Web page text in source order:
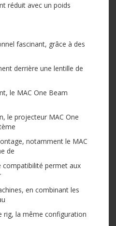
réduit avec un poids
fascinant, grâce à des
derrière une lentille de
le MAC One Beam
le projecteur MAC One
notamment le MAC
de
compatibilité permet aux
en combinant les
rig, la même configuration